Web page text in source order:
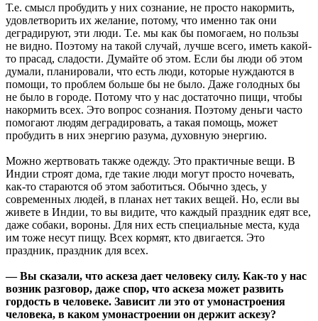
Т.е. смысл пробудить у них сознание, не просто накормить,
удовлетворить их желание, потому, что именно так они
деградируют, эти люди. Т.е. мы как бы помогаем, но пользы
не видно. Поэтому на такой случай, лучше всего, иметь какой-
то прасад, сладости. Думайте об этом. Если бы люди об этом
думали, планировали, что есть люди, которые нуждаются в
помощи, то проблем больше бы не было. Даже голодных бы
не было в городе. Потому что у нас достаточно пищи, чтобы
накормить всех. Это вопрос сознания. Поэтому деньги часто
помогают людям деградировать, а такая помощь, может
пробудить в них энергию разума, духовную энергию.
Можно жертвовать также одежду. Это практичные вещи. В
Индии строят дома, где такие люди могут просто ночевать,
как-то стараются об этом заботиться. Обычно здесь, у
современных людей, в планах нет таких вещей. Но, если вы
живете в Индии, то вы видите, что каждый праздник едят все,
даже собаки, вороны. Для них есть специальные места, куда
им тоже несут пищу. Всех кормят, кто двигается. Это
праздник, праздник для всех.
— Вы сказали, что аскеза дает человеку силу. Как-то у нас
возник разговор, даже спор, что аскеза может развить
гордость в человеке. Зависит ли это от умонастроения
человека, в каком умонастроении он держит аскезу?